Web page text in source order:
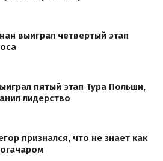
выиграл четвертый этап
пятый этап Тура Польши,
лидерство
признался, что не знает как